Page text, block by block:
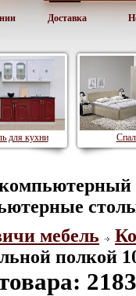
Доставка
для кухни
мебель
полкой
2183